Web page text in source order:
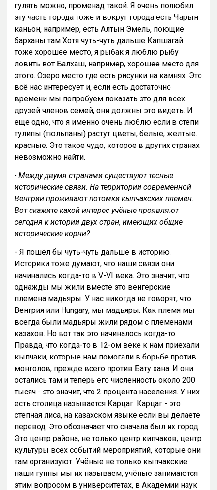
гулять можно, променад такой. Я очень полюбил
эту часть города тоже и вокруг города есть Чарын
каньон, например, есть Алтын Эмель, поющие
барханы там Хотя чуть-чуть дальше Капшагай
тоже хорошее место, я рыбак я люблю рыбу
ловить вот Балхаш, например, хорошее место для
этого. Озеро место где есть рисунки на камнях. Это
всё нас интересует и, если есть достаточно
времени мы попробуем показать это для всех
друзей членов семей, они должны это видеть. И
еще одно, что я именно очень люблю если в степи
тулипы (тюльпаны) растут цветы, белые, жёлтые.
красные. Это такое чудо, которое в других странах
невозможно найти.
- Между двумя странами существуют тесные
исторические связи. На территории современной
Венгрии проживают потомки кыпчакских племён.
Вот скажите какой интерес учёные проявляют
сегодня к истории двух стран, имеющих общие
исторические корни?
- Я пошёл бы чуть-чуть дальше в историю.
Историки тоже думают, что наши связи они
начинались когда-то в V-VI века. Это значит, что
однажды мы жили вместе это венгерские
племена мадьяры. У нас никогда не говорят, что
Венгрия или Hungary, мы мадьяры. Как племя мы
всегда были мадьяры жили рядом с племенами
казахов. Но вот так это начиналось когда-то.
Правда, что когда-то в 12-ом веке к нам приехали
кыпчаки, которые нам помогали в борьбе против
монголов, прежде всего против Бату хана. И они
остались там и теперь его численность около 200
тысяч - это значит, что 2 процента населения. У них
есть столица называется Карцаг. Карцаг - это
степная лиса, на казахском языке если вы делаете
перевод. Это обозначает что сначала был их город.
Это центр района, не только центр кипчаков, центр
культуры всех событий мероприятий, которые они
там организуют. Учёные не только кыпчакские
наши гунны мы их называем, учёные занимаются
этим вопросом в университетах, в Академии наук